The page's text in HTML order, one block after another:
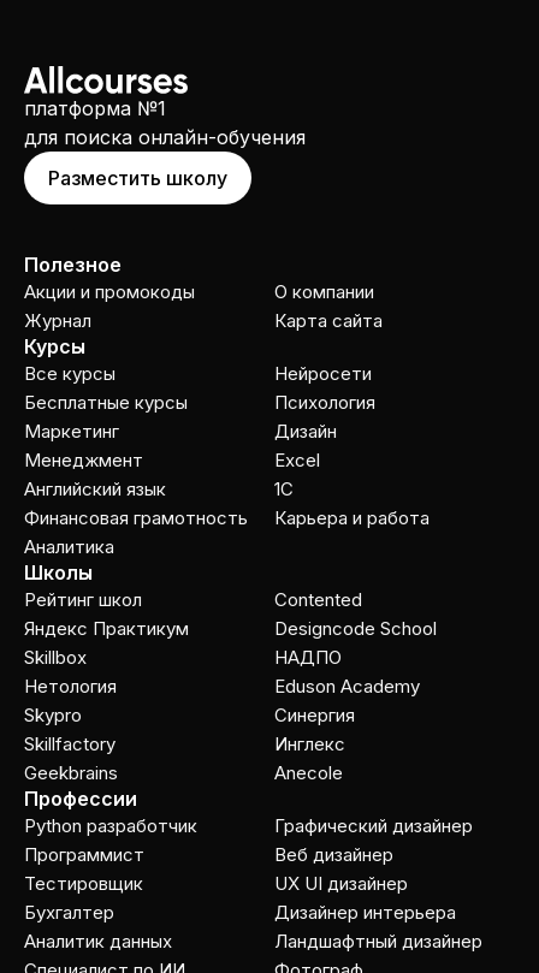
платформа №1
для поиска онлайн-обучения
Разместить школу
Полезное
Акции и промокоды
Журнал
О компании
Карта сайта
Курсы
Все курсы
Бесплатные курсы
Маркетинг
Менеджмент
Английский язык
Финансовая грамотность
Аналитика
Нейросети
Психология
Дизайн
Excel
1C
Карьера и работа
Школы
Рейтинг школ
Яндекс Практикум
Skillbox
Нетология
Skypro
Skillfactory
Geekbrains
Contented
Designcode School
НАДПО
Eduson Academy
Cинергия
Инглекс
Anecole
Профессии
Python разработчик
Программист
Тестировщик
Бухгалтер
Аналитик данных
Графический дизайнер
Веб дизайнер
UX UI дизайнер
Дизайнер интерьера
Ландшафтный дизайнер